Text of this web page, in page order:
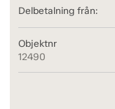
Delbetalning från:
Objektnr
12490